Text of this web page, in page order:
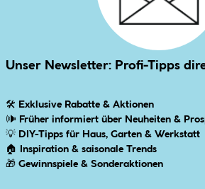
Unser Newsletter: Profi-Tipps
🛠 Exklusive Rabatte & Aktionen
🕪 Früher informiert über Neuheiten &
💡 DIY-Tipps für Haus, Garten & Werkstatt
🏠
Inspiration & saisonale Trends
🎁 Gewinnspiele & Sonderaktionen